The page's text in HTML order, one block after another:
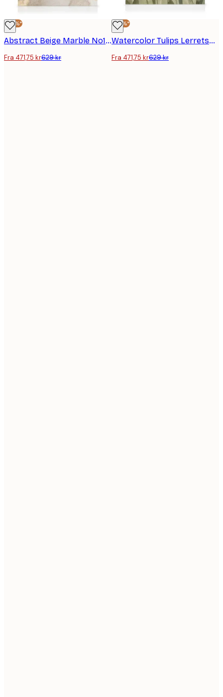
-25%*
Abstract Beige Marble No1 Lerretsbilde
Fra 471,75 kr629 kr
-25%*
Watercolor Tulips Lerretsbilde
Fra 471,75 kr629 kr